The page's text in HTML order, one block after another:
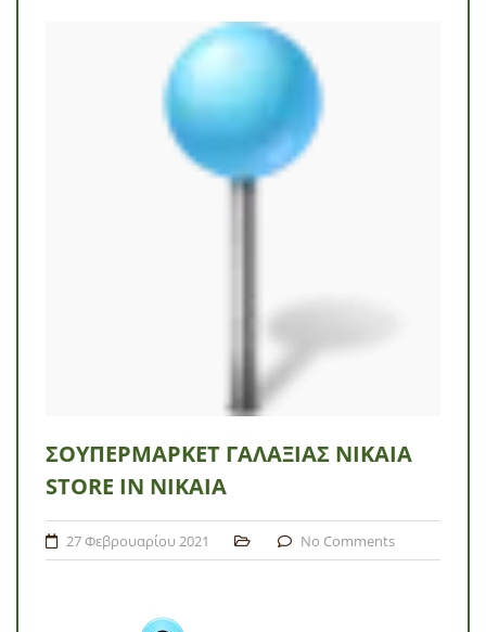
ΣΟΥΠΕΡΜΆΡΚΕΤ ΓΑΛΑΞΊΑΣ ΝΊΚΑΙΑ
STORE IN ΝΊΚΑΙΑ
27 Φεβρουαρίου 2021 No Comments